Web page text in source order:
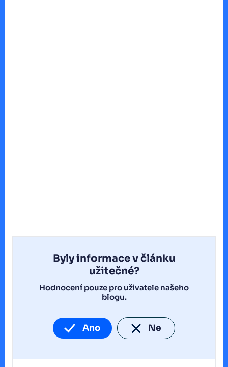
Byly informace v článku
užitečné?
Hodnocení pouze pro uživatele našeho
blogu.
Ano Ne